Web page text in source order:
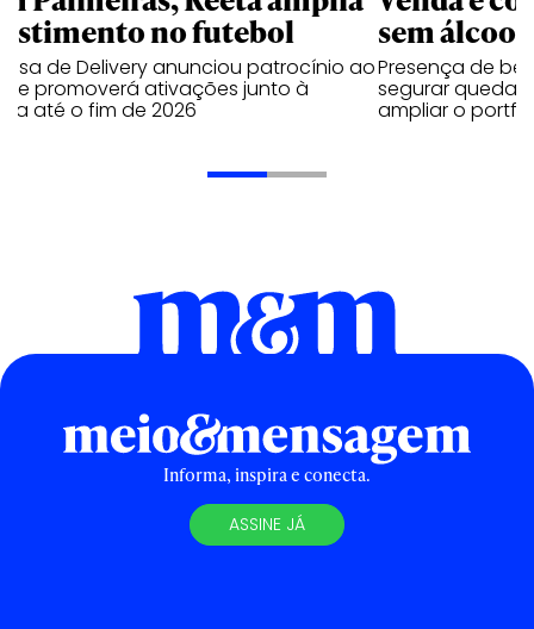
no futebol
de Delivery anunciou patrocínio ao
e promoverá ativações junto à
até o fim de 2026
sem
Presença de
segurar queda
ampliar o
Informa, inspira e conecta.
ASSINE JÁ